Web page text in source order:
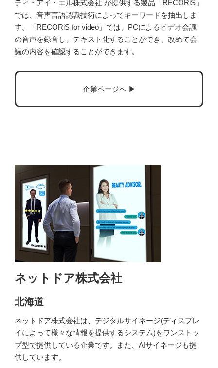
ティ・アイ・エル株式会社 が提供する製品「RECORiS」
では、音声言語認識技術によってキーワードを抽出しま
す。「RECORiS for video」では、PCによるビデオ会議
の音声を録音し、テキスト化することができ、改めて会
議の内容を確認することができます。
企業ページへ ▶︎
ネットドア株式会社
北海道
ネットドア株式会社は、デジタルサイネージ(ディスプレ
イによって様々な情報を提供するシステム)をワンストッ
プ型で提供している企業です。また、AIサイネージも提
供しています。